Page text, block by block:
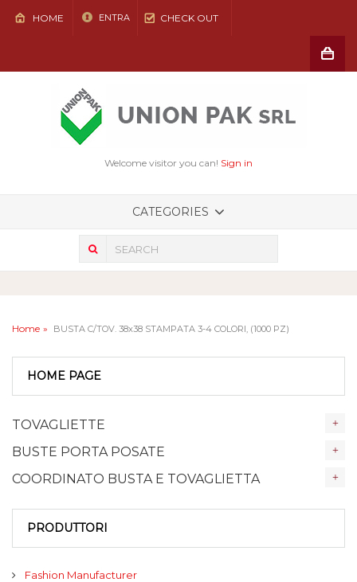
HOME ENTRA CHECK OUT
Welcome visitor you can! Sign in
CATEGORIES
Home BUSTA C/TOV. 38x38 STAMPATA 3-4 COLORI, (1000 PZ)
HOME PAGE
TOVAGLIETTE
BUSTE PORTA POSATE
COORDINATO BUSTA E TOVAGLIETTA
PRODUTTORI
Fashion Manufacturer